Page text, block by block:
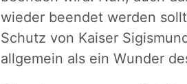
wieder beendet werden
Schutz von Kaiser
allgemein als ein Wunder